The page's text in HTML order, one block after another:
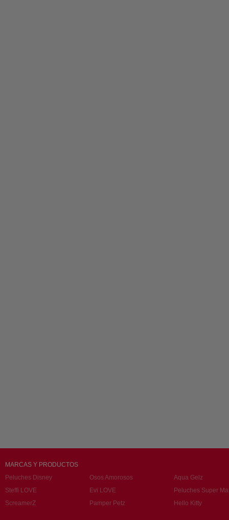
MARCAS Y PRODUCTOS
Peluches Disney
Osos Amorosos
Aqua Gelz
Steffi LOVE
Evi LOVE
Peluches Super
ScreamerZ
Pamper Petz Hello Kitty